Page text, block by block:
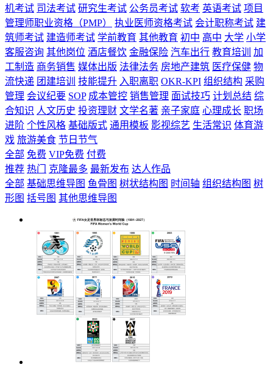
机考试 司法考试 研究生考试 公务员考试 软考 英语考试 项目
管理师职业资格（PMP）
执业医师资格考试 会计职称考试 建
筑师考试 建造师考试 学前教育 其他教育 初中 高中 大学 小学
客服咨询 其他岗位 酒店餐饮 金融保险 汽车出行 教育培训
加
工制造 商务销售 媒体出版 法律法务 房地产建筑 医疗保健 物
流快递 团建培训 技能提升 入职离职 OKR-KPI 组织结构 采购
管理 会议纪要 SOP 成本管控 销售管理 面试技巧 计划总结 综
合知识 人文历史 投资理财 文学名著 亲子家庭 心理成长 职场
进阶 个性风格 基础版式 通用模板 影视综艺 生活常识 体育游
戏 旅游美食 节日节气
全部 免费 VIP免费 付费
推荐 热门 克隆最多 最新发布 达人作品
全部 基础思维导图 鱼骨图 树状结构图 时间轴 组织结构图 树
形图 括号图 其他思维导图